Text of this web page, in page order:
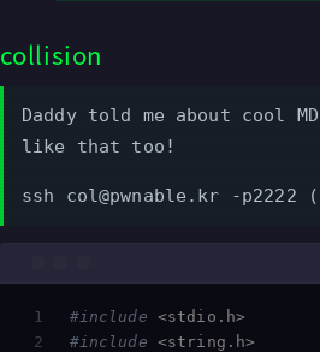
collision
Daddy told me about cool
like that too!
ssh col@pwnable.kr -p2222
1
2
#include <stdio.h>
#include <string.h>